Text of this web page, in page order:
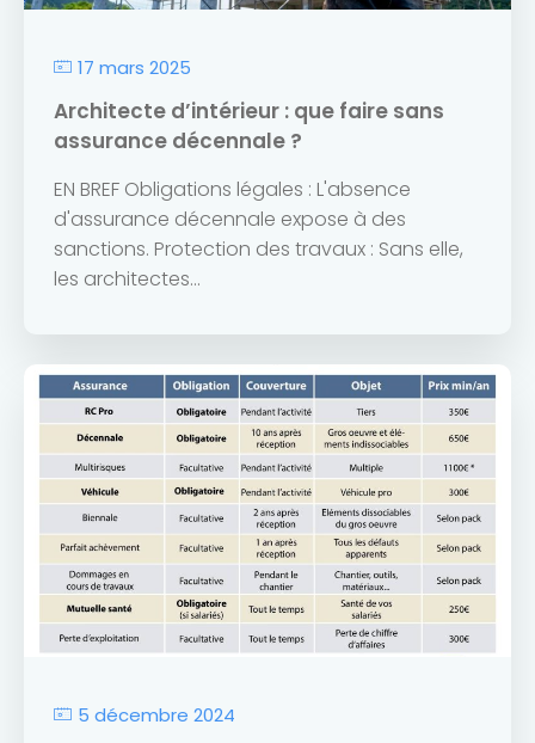
17 mars 2025
Architecte d’intérieur : que faire sans
assurance décennale ?
EN BREF Obligations légales : L'absence
d'assurance décennale expose à des
sanctions. Protection des travaux : Sans elle,
les architectes...
5 décembre 2024